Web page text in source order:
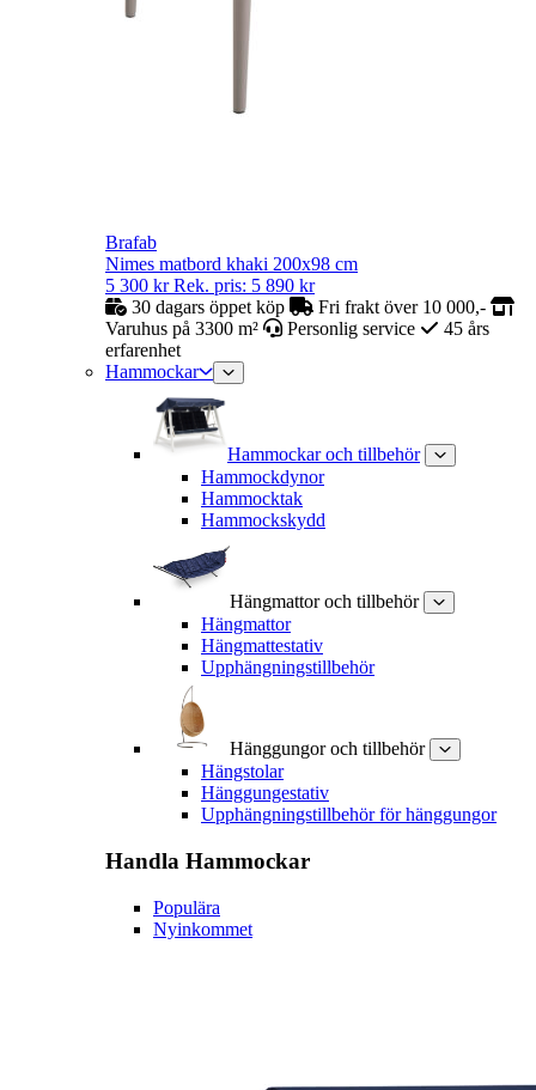
Brafab
Nimes matbord khaki 200x98 cm
5 300 kr Rek. pris: 5 890 kr
30 dagars öppet köp
Fri frakt över 10 000,-
Varuhus på 3300 m²
Personlig service
45 års
erfarenhet
Hammockar
Hammockar och tillbehör
Hammockdynor
Hammocktak
Hammockskydd
Hängmattor och tillbehör
Hängmattor
Hängmattestativ
Upphängningstillbehör
Hänggungor och tillbehör
Hängstolar
Hänggungestativ
Upphängningstillbehör för hänggungor
Handla Hammockar
Populära
Nyinkommet